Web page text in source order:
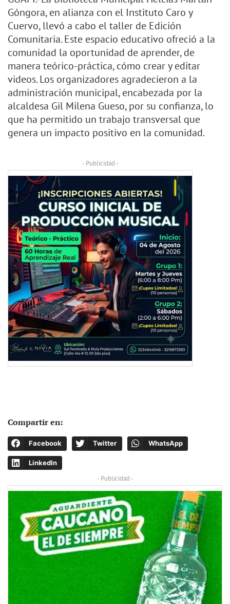
Góngora, en alianza con el Instituto Caro y
Cuervo, llevó a cabo el taller de Edición
Comunitaria. Este espacio educativo ofreció a la
comunidad la oportunidad de aprender, de
manera teórico-práctica, cómo crear y editar
videos. Los organizadores agradecieron a la
administración municipal, encabezada por la
alcaldesa Gil Milena Gueso, por su confianza, lo
que ha permitido un trabajo transversal que
genera un impacto positivo en la comunidad.
- Publicidad -
Compartir en:
Facebook Twitter WhatsApp
LinkedIn
- Publicidad -